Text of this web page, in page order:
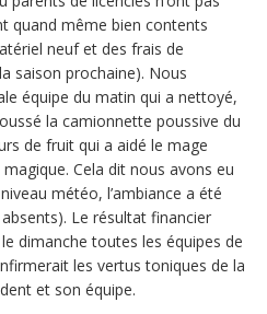
quand même bien contents
neuf et des frais de
saison prochaine). Nous
équipe du matin qui a nettoyé,
la camionnette poussive du
de fruit qui a aidé le mage
Cela dit nous avons eu
météo, l’ambiance a été
Le résultat financier
dimanche toutes les équipes de
les vertus toniques de la
et son équipe.